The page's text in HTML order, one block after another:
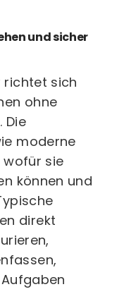
und sicher
richtet sich
ohne
Die
moderne
wofür sie
können und
direkt